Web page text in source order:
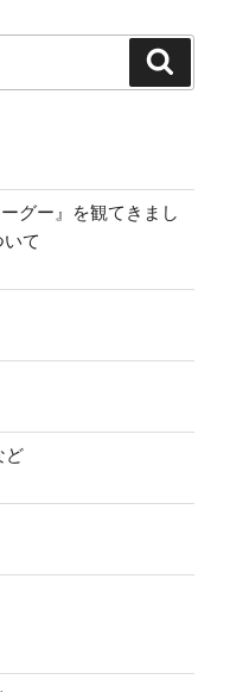
ジ
グー』を観てきまし
て
ど